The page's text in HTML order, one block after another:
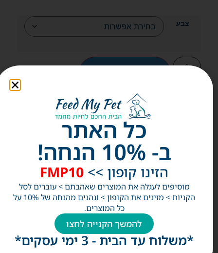
צבע
זמני משלוח ואספקה
אלפי לקוחות מרוצים!
כל האתר
ב- 10% הנחה!
הזינו קופון >> FMP10
מוסיפים לעגלה את המוצרים שאהבתם > עוברים לסל
הקניות > מזינים את הקופון > ונהנים מהנחה של 10% על
כל המוצרים.
להמשך הקנייה לחצו
*משלוח עד הבית - 3 ימי עסקים*